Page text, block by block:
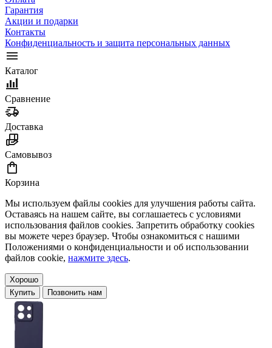
Гарантия
Акции и подарки
Контакты
Конфиденциальность и защита персональных данных
Каталог
Сравнение
Доставка
Самовывоз
Корзина
Мы используем файлы cookies для улучшения работы сайта.
Оставаясь на нашем сайте, вы соглашаетесь с условиями
использования файлов cookies. Запретить обработку cookies
вы можете через браузер. Чтобы ознакомиться с нашими
Положениями о конфиденциальности и об использовании
файлов cookie, нажмите здесь.
Хорошо
Купить
Позвонить нам